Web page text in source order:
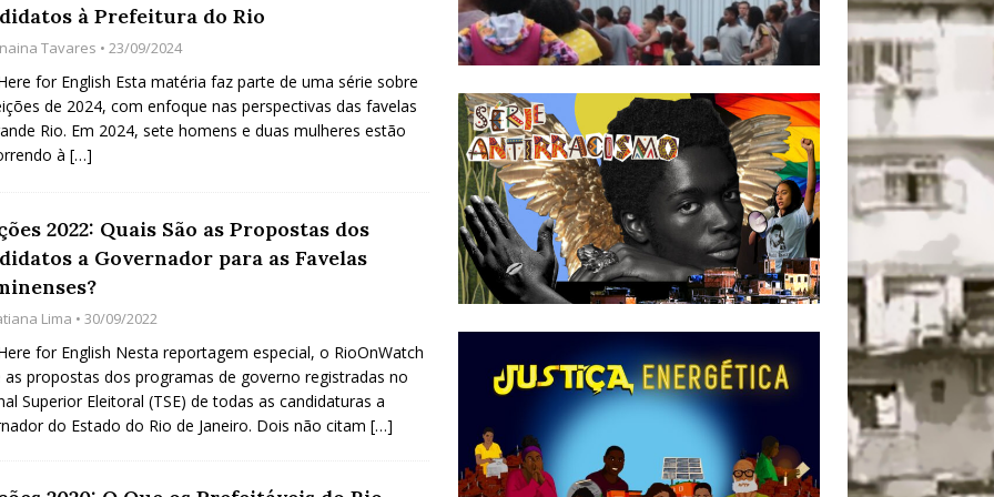
Agroecológico com os Povos das Águas Reúne
e Inauguração da Feira da Praia do Remanso
Fluminenses, Cronicamente Abandonados,
Nova Via Mobilidade 10 Anos Após Rio2016
à Prefeitura do Rio
Tavares • 23/09/2024
for English Esta matéria faz parte de uma série sobre
de 2024, com enfoque nas perspectivas das favelas
Rio. Em 2024, sete homens e duas mulheres estão
à […]
2022: Quais São as Propostas dos
a Governador para as Favelas
Lima • 30/09/2022
for English Nesta reportagem especial, o RioOnWatch
as propostas dos programas de governo registradas no
Superior Eleitoral (TSE) de todas as candidaturas a
do Estado do Rio de Janeiro. Dois não citam […]